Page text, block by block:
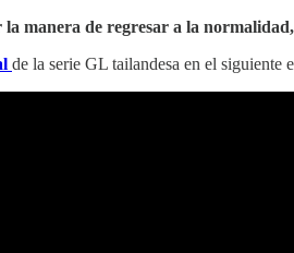
manera de regresar a la
de la serie GL tailandesa en el siguiente